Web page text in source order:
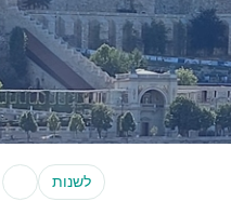
לשנות